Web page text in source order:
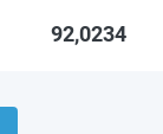
92,0234